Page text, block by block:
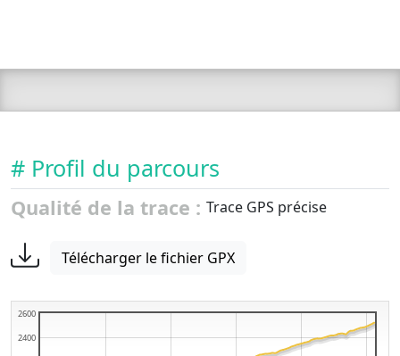
# Profil du parcours
Qualité de la trace : Trace GPS précise
Télécharger le fichier GPX
2400
2600